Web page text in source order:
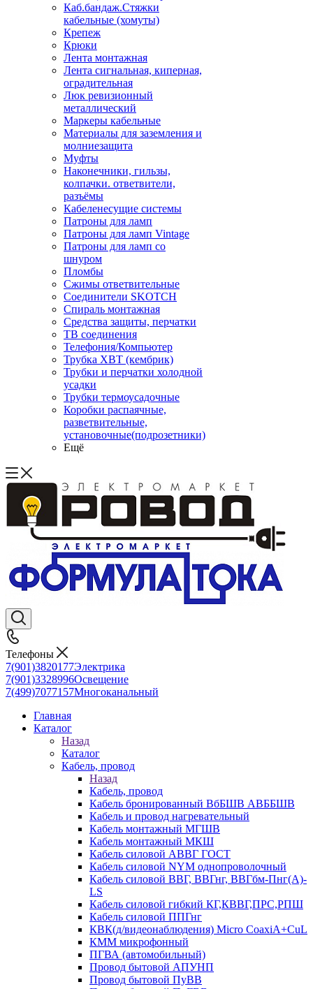
Каб.бандаж.Стяжки
кабельные (хомуты)
Крепеж
Крюки
Лента монтажная
Лента сигнальная, киперная,
оградительная
Люк ревизионный
металлический
Маркеры кабельные
Материалы для заземления и
молниезащита
Муфты
Наконечники, гильзы,
колпачки. ответвители,
разъёмы
Кабеленесущие системы
Патроны для ламп
Патроны для ламп Vintage
Патроны для ламп со
шнуром
Пломбы
Сжимы ответвительные
Соединители SKOTCH
Спираль монтажная
Средства защиты, перчатки
ТВ соединения
Телефония/Компьютер
Трубка ХВТ (кембрик)
Трубки и перчатки холодной
усадки
Трубки термоусадочные
Коробки распаячные,
разветвительные,
установочные(подрозетники)
Ещё
Телефоны
7(901)3820177Электрика
7(901)3328996Освещение
7(499)7077157Многоканальный
Главная
Каталог
Назад
Каталог
Кабель, провод
Назад
Кабель, провод
Кабель бронированный ВбБШВ АВББШВ
Кабель и провод нагревательный
Кабель монтажный МГШВ
Кабель монтажный МКШ
Кабель силовой АВВГ ГОСТ
Кабель силовой NYM однопроволочный
Кабель силовой ВВГ, ВВГнг, ВВГбм-Пнг(А)-
LS
Кабель силовой гибкий КГ,КВВГ,ПРС,РПШ
Кабель силовой ППГнг
КВК(д/видеонаблюдения) Micro CoaxiA+CuL
КММ микрофонный
ПГВА (автомобильный)
Провод бытовой АПУНП
Провод бытовой ПуВВ